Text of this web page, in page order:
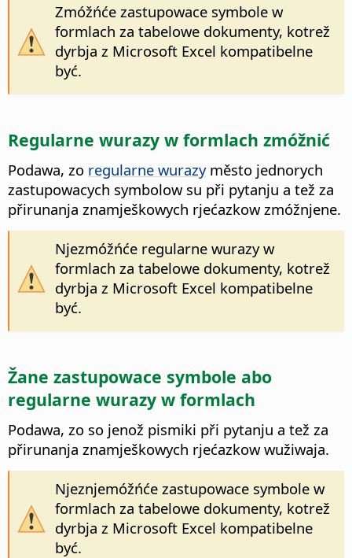
Zmóžńće zastupowace symbole w
formlach za tabelowe dokumenty, kotrež
dyrbja z Microsoft Excel kompatibelne
być.
Regularne wurazy w formlach zmóžnić
Podawa, zo regularne wurazyměsto jednorych
zastupowacych symbolow su při pytanju a tež za
přirunanja znamješkowych rjećazkow zmóžnjene.
Njezmóžńće regularne wurazy w
formlach za tabelowe dokumenty, kotrež
dyrbja z Microsoft Excel kompatibelne
być.
Žane zastupowace symbole abo
regularne wurazy w formlach
Podawa, zo so jenož pismiki při pytanju a tež za
přirunanja znamješkowych rjećazkow wužiwaja.
Njeznjemóžńće zastupowace symbole w
formlach za tabelowe dokumenty, kotrež
dyrbja z Microsoft Excel kompatibelne
być.